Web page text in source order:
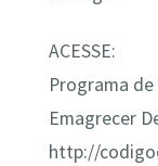
ACESSE:
Programa
Emagrecer
http://